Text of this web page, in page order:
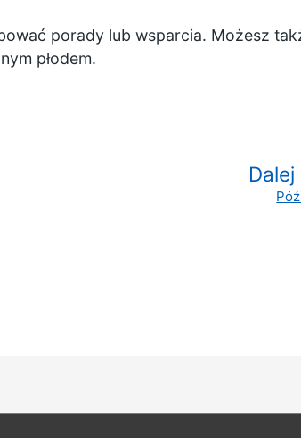
porady lub wsparcia. Możesz
płodem.
Dalej